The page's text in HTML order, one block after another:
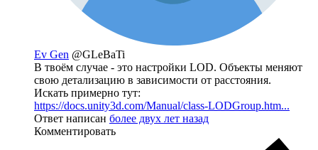
Ev Gen @GLeBaTi
В твоём случае - это настройки LOD. Объекты меняют
свою детализацию в зависимости от расстояния.
Искать примерно тут:
https://docs.unity3d.com/Manual/class-LODGroup.htm...
Ответ написан более двух лет назад
Комментировать